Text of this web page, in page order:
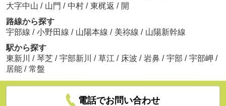
大字中山 / 山門 / 中村 / 東梶返 / 開
路線から探す
宇部線 / 小野田線 / 山陽本線 / 美祢線 / 山陽新幹線
駅から探す
東新川
/ 琴芝 / 宇部新川 / 草江 / 床波 / 岩鼻 / 宇部 / 宇部岬 /
居能 / 常盤
電話でお問い合わせ